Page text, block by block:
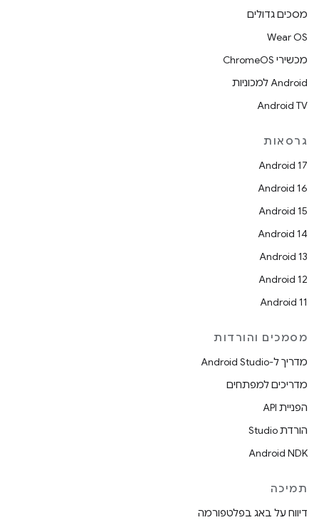
מסכים גדולים
Wear OS
מכשירי ChromeOS
Android למכוניות
Android TV
גרסאות
Android 17
Android 16
Android 15
Android 14
Android 13
Android 12
Android 11
מסמכים והורדות
מדריך ל-Android Studio
מדריכים למפתחים
הפניית API
הורדת Studio
Android NDK
תמיכה
דיווח על באג בפלטפורמה